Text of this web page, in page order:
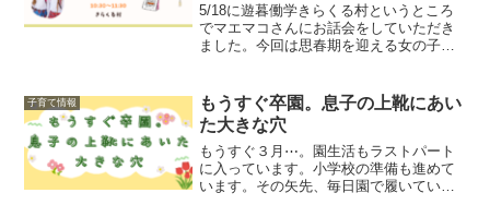
5/18に遊暮働学きらくる村というところ
でマエマコさんにお話会をしていただき
ました。今回は思春期を迎える女の子に
親と一緒に聞くという新しいスタイルの
お話し会・・・子ども...
子育て情報
もうすぐ卒園。息子の上靴にあい
た大きな穴
もうすぐ３月⋯。園生活もラストパート
に入っています。小学校の準備も進めて
います。その矢先、毎日園で履いている